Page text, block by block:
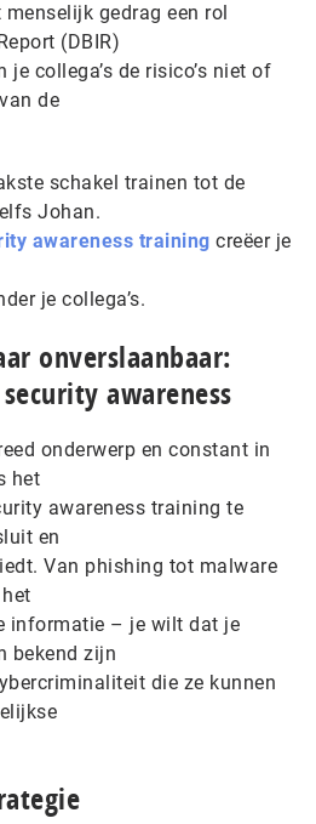
gedrag een rol
(DBIR)
collega’s de risico’s niet of
de
schakel trainen tot de
Johan.
awareness training creëer je
je collega’s.
onverslaanbaar:
awareness
onderwerp en constant in
het
awareness training te
en
Van phishing tot malware
informatie – je wilt dat je
bekend zijn
die ze kunnen